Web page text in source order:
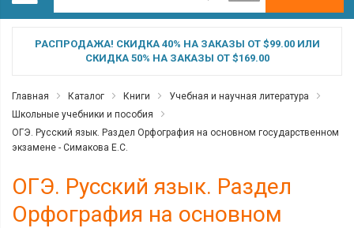
РАСПРОДАЖА! СКИДКА 40% НА ЗАКАЗЫ ОТ $99.00 ИЛИ
СКИДКА 50% НА ЗАКАЗЫ ОТ $169.00
Главная Каталог Книги
Учебная и научная литература
Школьные учебники и пособия
ОГЭ. Русский язык. Раздел Орфография на основном государственном
экзамене - Симакова Е.С.
ОГЭ. Русский язык. Раздел
Орфография на основном